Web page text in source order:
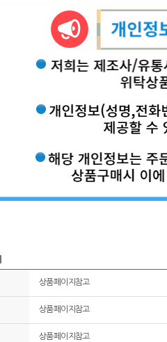
상품페이지참고
상품페이지참고
상품페이지참고